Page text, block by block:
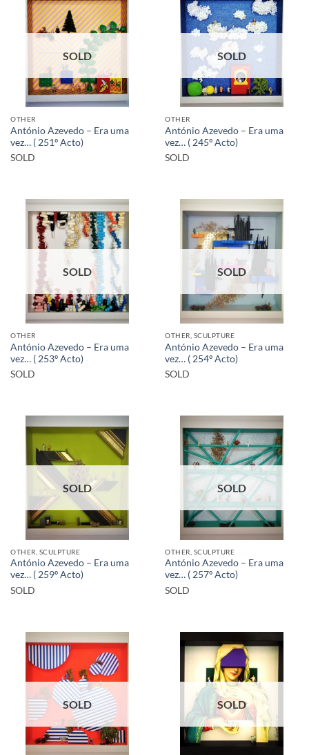
SOLD
OTHER
António Azevedo – Era uma
vez… ( 251º Acto)
SOLD
SOLD
OTHER
António Azevedo – Era uma
vez… ( 245º Acto)
SOLD
SOLD
OTHER
António Azevedo – Era uma
vez… ( 253º Acto)
SOLD
SOLD
OTHER, SCULPTURE
António Azevedo – Era uma
vez… ( 254º Acto)
SOLD
SOLD
OTHER, SCULPTURE
António Azevedo – Era uma
vez… ( 259º Acto)
SOLD
SOLD
OTHER, SCULPTURE
António Azevedo – Era uma
vez… ( 257º Acto)
SOLD
SOLD SOLD